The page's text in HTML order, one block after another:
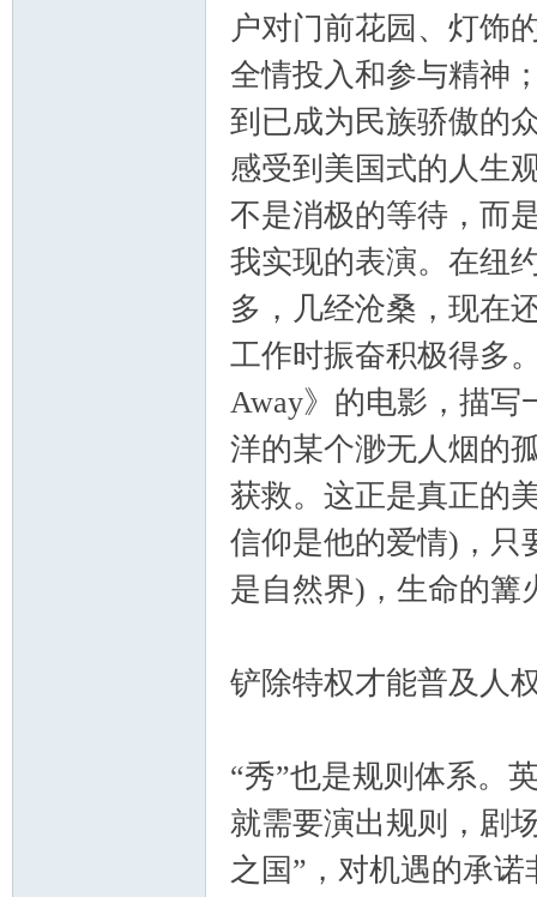
户对门前花园、灯饰
全情投入和参与精神
到已成为民族骄傲的
感受到美国式的人生
不是消极的等待，而
我实现的表演。在纽
多，几经沧桑，现在
工作时振奋积极得多
Away》的电影，描写
洋的某个渺无人烟的
获救。这正是真正的
信仰是他的爱情)，只
是自然界)，生命的篝
铲除特权才能普及人
“秀”也是规则体系。
就需要演出规则，剧
之国”，对机遇的承